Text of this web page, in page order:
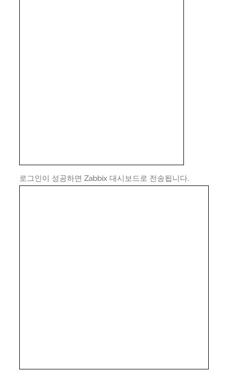
로그인이 성공하면 Zabbix 대시보드로 전송됩니다.